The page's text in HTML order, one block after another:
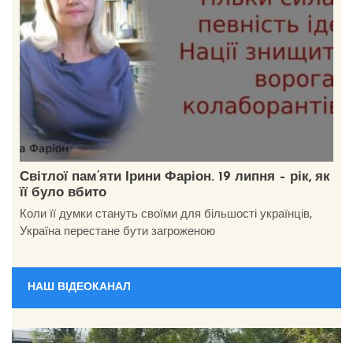
Світлої пам’яти Ірини Фаріон. 19 липня – рік, як
її було вбито
Коли її думки стануть своїми для більшості українців,
Україна перестане бути загроженою
НАШ ВІДЕОКАНАЛ